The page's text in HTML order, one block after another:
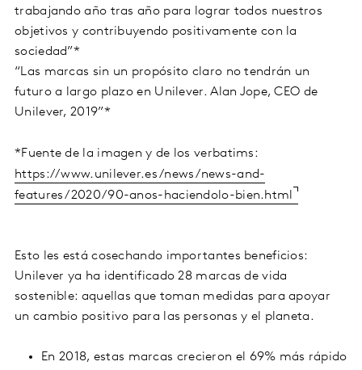
trabajando año tras año para lograr todos nuestros
objetivos y contribuyendo positivamente con la
sociedad”*
“Las marcas sin un propósito claro no tendrán un
futuro a largo plazo en Unilever. Alan Jope, CEO de
Unilever, 2019”*
*Fuente de la imagen y de los verbatims:
https://www.unilever.es/news/news-and-
features/2020/90-anos-haciendolo-bien.html
Esto les está cosechando importantes beneficios:
Unilever ya ha identificado 28 marcas de vida
sostenible: aquellas que toman medidas para apoyar
un cambio positivo para las personas y el planeta.
En 2018, estas marcas crecieron el 69% más rápido